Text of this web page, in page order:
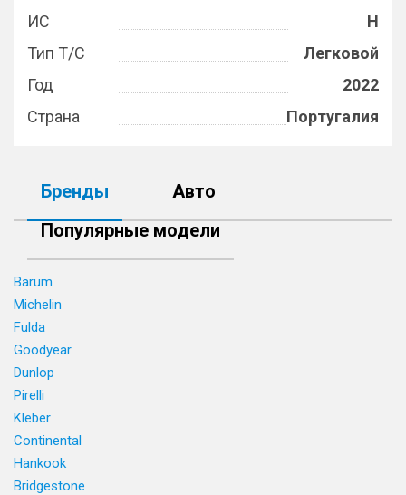
ИС
H
Тип Т/С
Легковой
Год
2022
Страна
Португалия
Бренды
Авто
Популярные модели
Barum
Michelin
Fulda
Goodyear
Dunlop
Pirelli
Kleber
Continental
Hankook
Bridgestone